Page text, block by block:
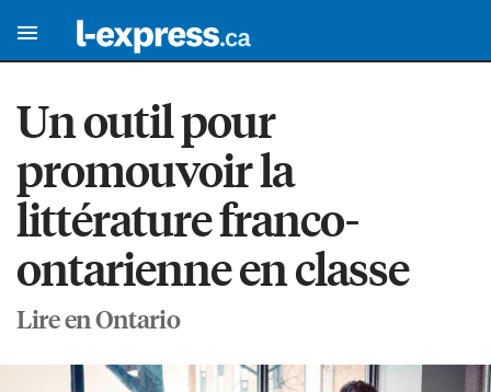
Un outil pour
promouvoir la
littérature franco-
ontarienne en classe
Lire en Ontario